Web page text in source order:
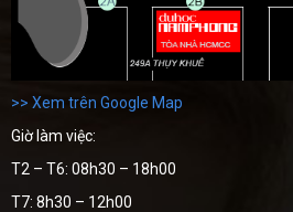
>> Xem trên Google Map
Giờ làm việc:
T2 – T6: 08h30 – 18h00
T7: 8h30 – 12h00